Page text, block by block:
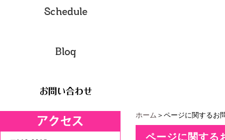
ホーム ＞ページに関するお
ページに関する